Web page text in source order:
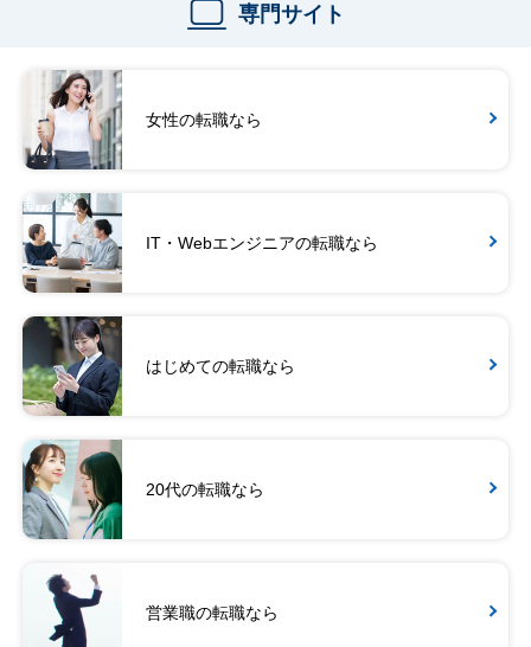
専門サイト
女性の転職なら
IT・Webエンジニアの転職なら
はじめての転職なら
20代の転職なら
営業職の転職なら